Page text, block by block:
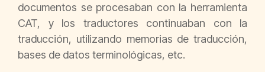
documentos se procesaban con la herramienta
CAT, y los traductores continuaban con la
traducción, utilizando memorias de traducción,
bases de datos terminológicas, etc.